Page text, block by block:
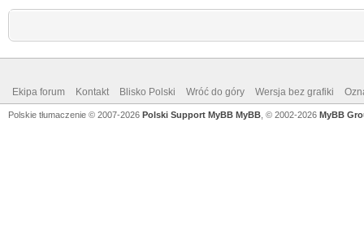
Ekipa forum Kontakt Blisko Polski Wróć do góry Wersja bez grafiki
Polskie tłumaczenie © 2007-2026 Polski Support MyBB MyBB , © 2002-2026 MyBB